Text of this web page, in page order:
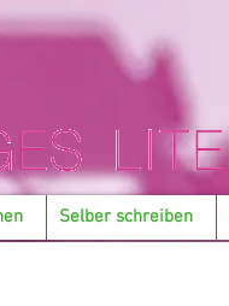
Selber schreiben